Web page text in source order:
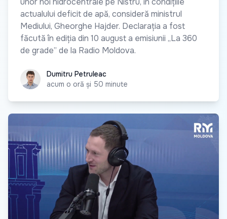
actualului deficit de apă, consideră ministrul
Mediului, Gheorghe Hajder. Declarația a fost
făcută în ediția din 10 august a emisiunii „La 360
de grade” de la Radio Moldova.
Dumitru Petruleac
Dumitru Petruleac
acum o oră și 50 minute